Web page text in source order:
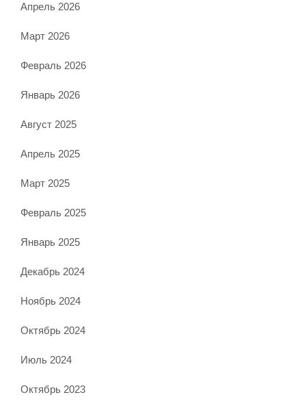
Апрель 2026
Март 2026
Февраль 2026
Январь 2026
Август 2025
Апрель 2025
Март 2025
Февраль 2025
Январь 2025
Декабрь 2024
Ноябрь 2024
Октябрь 2024
Июль 2024
Октябрь 2023